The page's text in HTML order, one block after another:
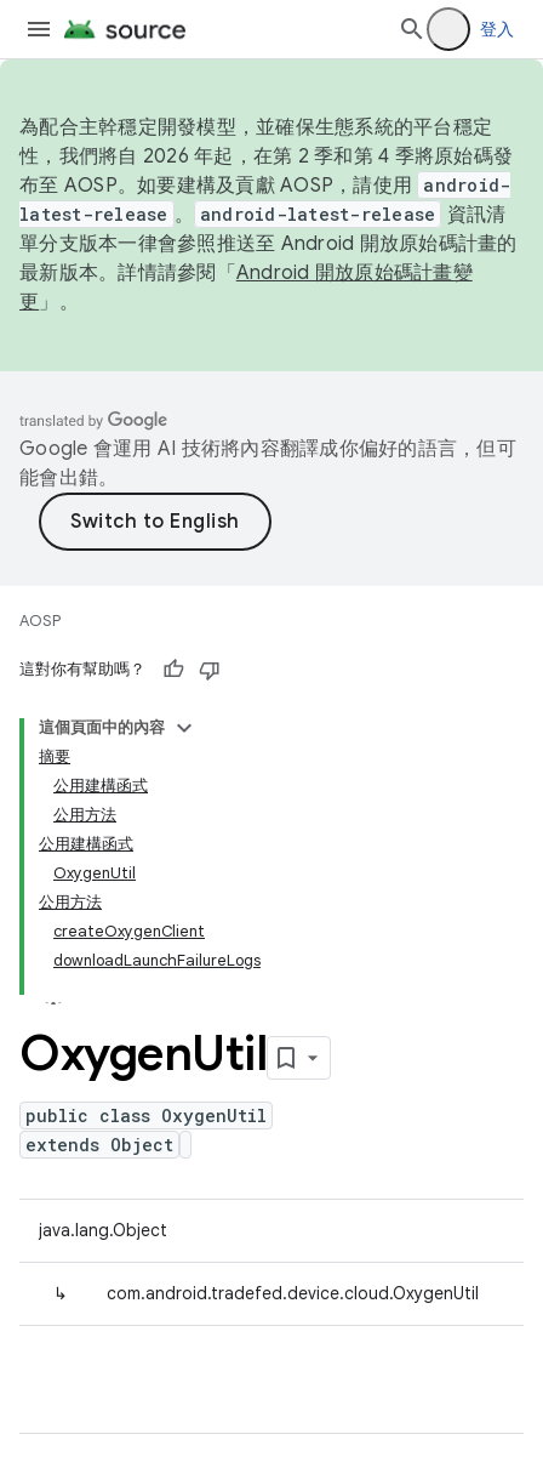
登入
為配合主幹穩定開發模型，並確保生態系統的平台穩定
性，我們將自 2026 年起，在第 2 季和第 4 季將原始碼發
布至 AOSP。如要建構及貢獻 AOSP，請使用 android-
latest-release 。 android-latest-release
資訊清
單分支版本一律會參照推送至 Android 開放原始碼計畫的
最新版本。詳情請參閱「 Android 開放原始碼計畫變
更 」。
Google 會運用 AI 技術將內容翻譯成你偏好的語言，但可
能會出錯。
AOSP
這對你有幫助嗎？
這個頁面中的內容
摘要
公用建構函式
公用方法
公用建構函式
OxygenUtil
公用方法
createOxygenClient
downloadLaunchFailureLogs
OxygenUtil
public class OxygenUtil
extends Object
java.lang.Object
↳ com.android.tradefed.device.cloud.OxygenUtil